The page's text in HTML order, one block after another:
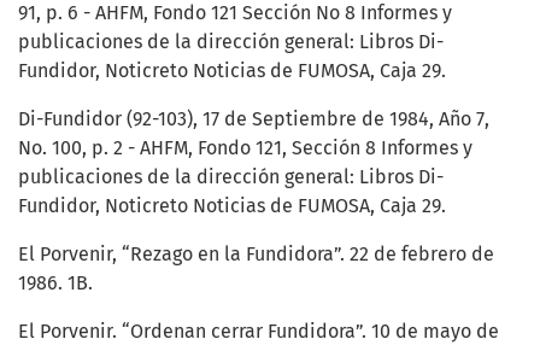
91, p. 6 - AHFM, Fondo 121 Sección No 8 Informes y
publicaciones de la dirección general: Libros Di-
Fundidor, Noticreto Noticias de FUMOSA, Caja 29.
Di-Fundidor (92-103), 17 de Septiembre de 1984, Año 7,
No. 100, p. 2 - AHFM, Fondo 121, Sección 8 Informes y
publicaciones de la dirección general: Libros Di-
Fundidor, Noticreto Noticias de FUMOSA, Caja 29.
El Porvenir, “Rezago en la Fundidora”. 22 de febrero de
1986. 1B.
El Porvenir. “Ordenan cerrar Fundidora”. 10 de mayo de